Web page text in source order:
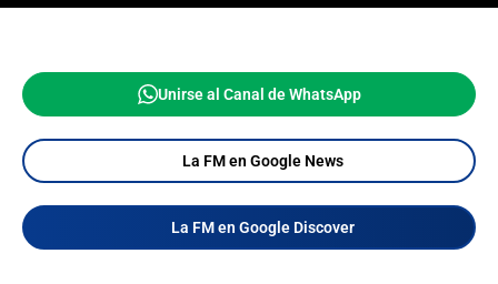
Unirse al Canal de WhatsApp
La FM en Google News
La FM en Google Discover